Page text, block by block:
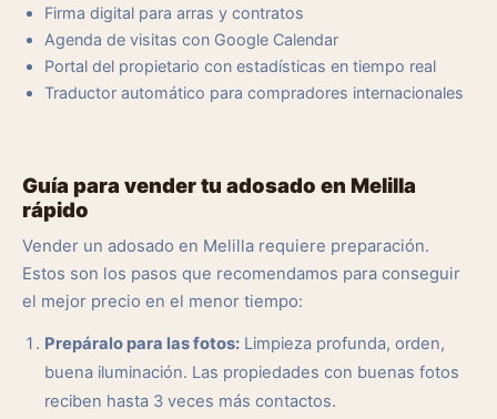
Firma digital para arras y contratos
Agenda de visitas con Google Calendar
Portal del propietario con estadísticas en tiempo real
Traductor automático para compradores internacionales
Guía para vender tu adosado en Melilla
rápido
Vender un adosado en Melilla requiere preparación.
Estos son los pasos que recomendamos para conseguir
el mejor precio en el menor tiempo:
Prepáralo para las fotos: Limpieza profunda, orden,
buena iluminación. Las propiedades con buenas fotos
reciben hasta 3 veces más contactos.